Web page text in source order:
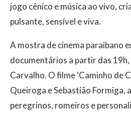
jogo cênico e música ao vivo,
pulsante, sensível e viva.
A mostra de cinema paraibano
documentários a partir das 19h,
Carvalho. O filme ‘Caminho de
Queiroga e Sebastião Formiga,
peregrinos, romeiros e